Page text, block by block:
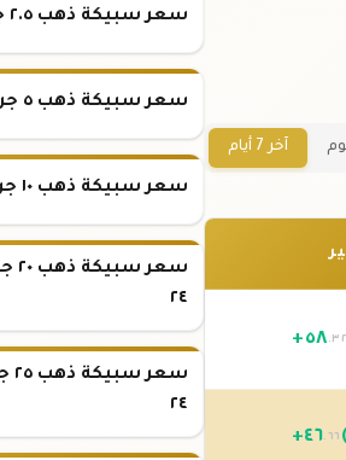
آخر 7 أيام
+٥٨ .٣٢
+٤٦ .٦٦
سعر سبيكة ذهب ٢.٥ جرام عيار ٢٤
سعر سبيكة ذهب ٥ جرام عيار ٢٤
سعر سبيكة ذهب ١٠ جرام عيار ٢٤
٢٤
٢٤